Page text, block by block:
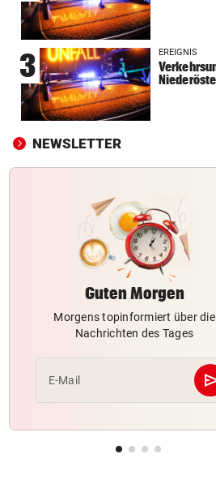
WOLLTEN „CHILLEN“
In Gartenhütte eingebrochen:
Teenies (14) gefasst
MEDIEN BERICHTEN:
Nach schwerer Krankheit!
ALARM IN BULGARIEN vor
Pipeline explodiert
3 EREIGNIS
NEWSLETTER
Guten Morgen
Morgens topinformiert über die
Nachrichten des Tages
E-Mail